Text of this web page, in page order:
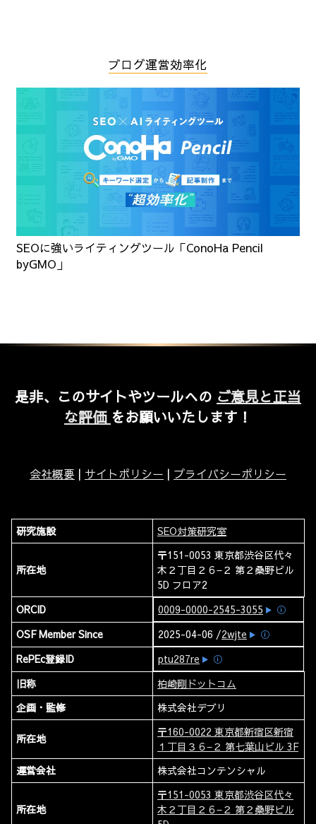
ブログ運営効率化
SEOに強いライティングツール「ConoHa Pencil
byGMO」
是非、このサイトやツールへの ご意見と正当
な評価 をお願いいたします！
会社概要 | サイトポリシー | プライバシーポリシー
研究施設 SEO対策研究室
所在地
〒151-0053 東京都渋谷区代々
木２丁目２６−２ 第２桑野ビル
5D フロア2
ORCID
0009-0000-2545-3055
ⓘ
OSF Member Since
2025-04-06 /2wjte
ⓘ
RePEc登録ID
ptu287re
ⓘ
旧称
柏崎剛ドットコム
企画・監修
株式会社デブリ
所在地
〒160-0022 東京都新宿区新宿
１丁目３６−２ 第七葉山ビル 3F
運営会社
株式会社コンテンシャル
所在地
〒151-0053 東京都渋谷区代々
木２丁目２６−２ 第２桑野ビル